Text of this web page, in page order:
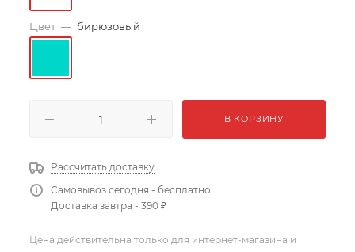
Цвет — бирюзовый
В КОРЗИНУ
Рассчитать доставку
Самовывоз сегодня - бесплатно
Доставка завтра - 390 ₽
Цена действительна только для интернет-магазина и